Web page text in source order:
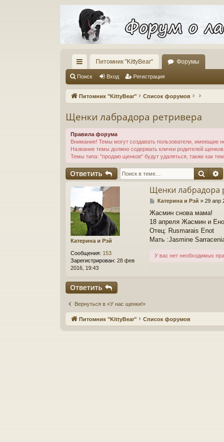
с
ы
и
Питомник "KittyBear" Форумы
Поиск Вход Регистрация
Питомник "KittyBear" Список форумов
Щенки лабрадора ретривера
Правила форума
Внимание! Темы могут создавать пользователи, имеющие
Название темы должно содержать клички родителей
Темы типа: "продаю щенков" будут удаляться, также как
Ответить Поиск
Катерина и Рэй
Сообщения: 153
Зарегистрирован: 28 фев
2016, 19:43
Щенки лабрадора
С
о
б
щ
е
е
Катерина и Рэй » 29 апр
Жасмин снова мама!
18 апреля Жасмин и
Отец: Rusmarais Enot
Мать :Jasmine
У вас нет необходимых
Ответить
Вернуться в «У нас щенки!»
Питомник "KittyBear" Список форумов